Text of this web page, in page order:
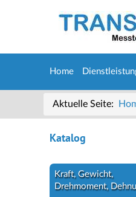
Home
Aktuelle Seite:
Katalog
Kraft, Gewicht,
Drehmoment,